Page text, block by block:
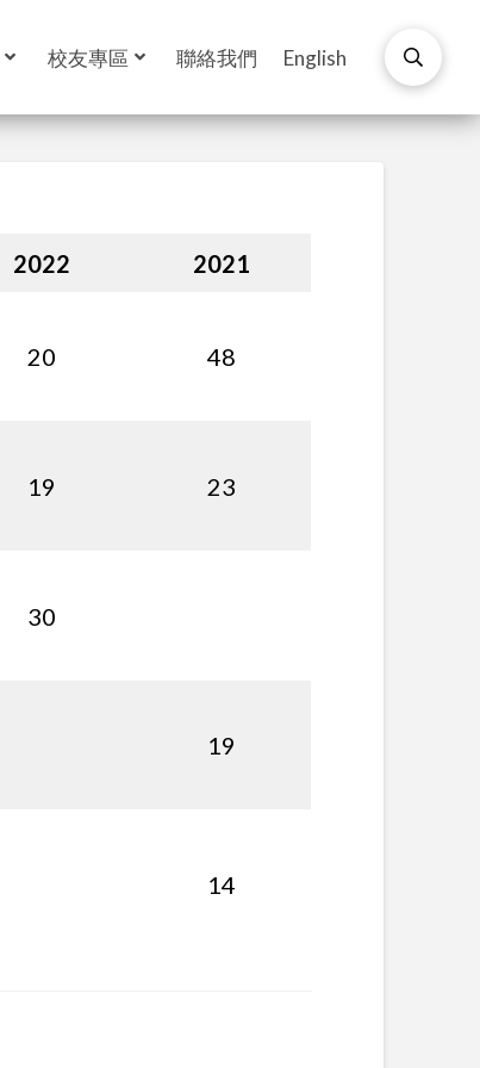
校友專區 聯絡我們 English
2022 2021
20 48
19 23
30
19
14